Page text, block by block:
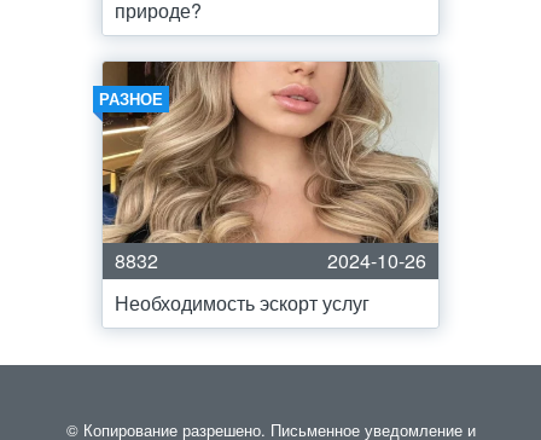
природе?
РАЗНОЕ
8832
2024-10-26
Необходимость эскорт услуг
© Копирование разрешено. Письменное уведомление и